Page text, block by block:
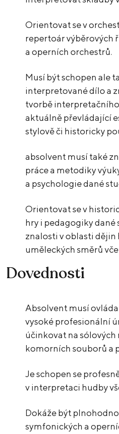
Orientovat se v
repertoár výběrových
a operních orchestrů.
Musí být schopen ale
interpretované dílo a
tvorbě
aktuálně převládající
stylově či historicky
absolvent musí také
práce a metodiky
a psychologie dané
Orientovat se v
hry i pedagogiky dané
znalosti v oblasti dějin
uměleckých směrů
Dovednosti
Absolvent musí
vysoké profesionální
účinkovat na
komorních souborů a
Je schopen se
v interpretaci hudby
Dokáže být
symfonických a